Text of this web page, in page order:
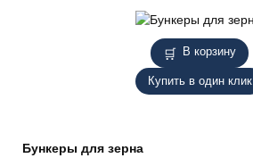
В корзину
Купить в один клик
Бункеры для зерна